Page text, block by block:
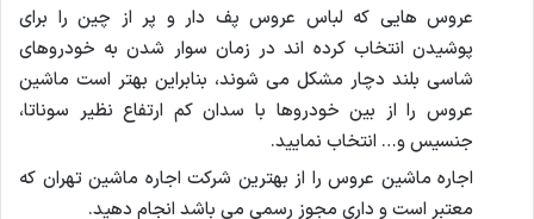
عروس هایی که لباس عروس پف دار و پر از چین را برای
پوشیدن انتخاب کرده اند در زمان سوار شدن به خودروهای
شاسی بلند دچار مشکل می شوند، بنابراین بهتر است ماشین
عروس را از بین خودروها با سدان کم ارتفاع نظیر سوناتا،
جنسیس و… انتخاب نمایید.
اجاره ماشین عروس را از بهترین شرکت اجاره ماشین تهران که
معتبر است و داری مجوز رسمی می باشد انجام دهید.